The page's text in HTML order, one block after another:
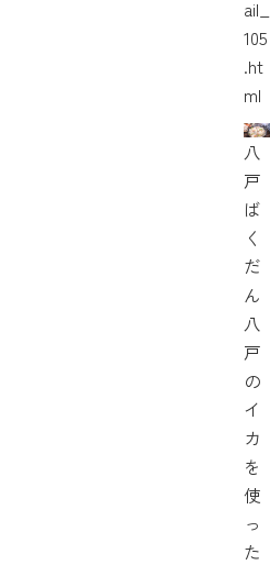
ail_
105
.ht
ml
八
戸
ば
く
だ
ん
八
戸
の
イ
カ
を
使
っ
た